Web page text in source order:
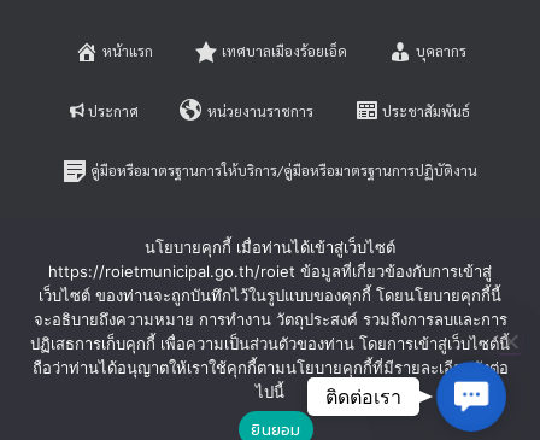
หน้าแรก เทศบาลเมืองร้อยเอ็ด บุคลากร
ประกาศ หน่วยงานราชการ ประชาสัมพันธ์
คู่มือหรือมาตรฐานการให้บริการ/คู่มือหรือมาตรฐานการปฏิบัติงาน
หลักเกณฑ์การบริหารและพัฒนาทรัพยากรบุคคล
ร้องเรียนการทุจริตและประพฤติมิชอบ ร้องทุกข์-ร้องเรียน
Hestia | Developed by ThemeIsle
นโยบายคุกกี้ เมื่อท่านได้เข้าสู่เว็บไซต์
https://roietmunicipal.go.th/roiet ข้อมูลที่เกี่ยวข้องกับการเข้าสู่
เว็บไซต์ ของท่านจะถูกบันทึกไว้ในรูปแบบของคุกกี้ โดยนโยบายคุกกี้นี้
จะอธิบายถึงความหมาย การทำงาน วัตถุประสงค์ รวมถึงการลบและการ
ปฏิเสธการเก็บคุกกี้ เพื่อความเป็นส่วนตัวของท่าน โดยการเข้าสู่เว็บไซต์นี้
ถือว่าท่านได้อนุญาตให้เราใช้คุกกี้ตามนโยบายคุกกี้ที่มีรายละเอียดดังต่อ
ไปนี้
ยินยอม
ติดต่อเรา